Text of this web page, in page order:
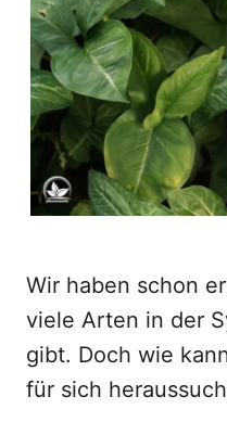
Wir haben schon
viele Arten in der
gibt. Doch wie
für sich